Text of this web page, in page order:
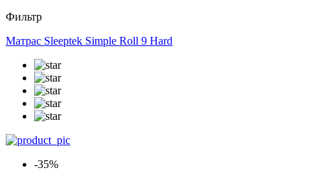
Фильтр
Матрас Sleeptek Simple Roll 9 Hard
-35%